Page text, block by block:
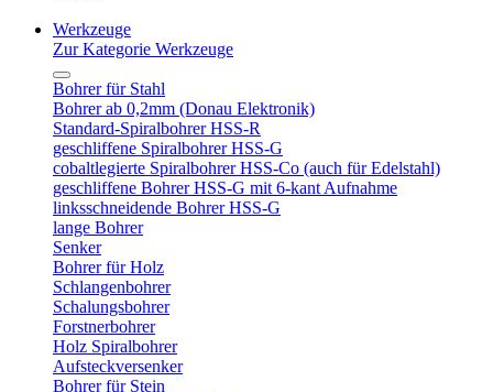
Werkzeuge
Zur Kategorie Werkzeuge
Bohrer für Stahl
Bohrer ab 0,2mm (Donau Elektronik)
Standard-Spiralbohrer HSS-R
geschliffene Spiralbohrer HSS-G
cobaltlegierte Spiralbohrer HSS-Co (auch für Edelstahl)
geschliffene Bohrer HSS-G mit 6-kant Aufnahme
linksschneidende Bohrer HSS-G
lange Bohrer
Senker
Bohrer für Holz
Schlangenbohrer
Schalungsbohrer
Forstnerbohrer
Holz Spiralbohrer
Aufsteckversenker
Bohrer für Stein